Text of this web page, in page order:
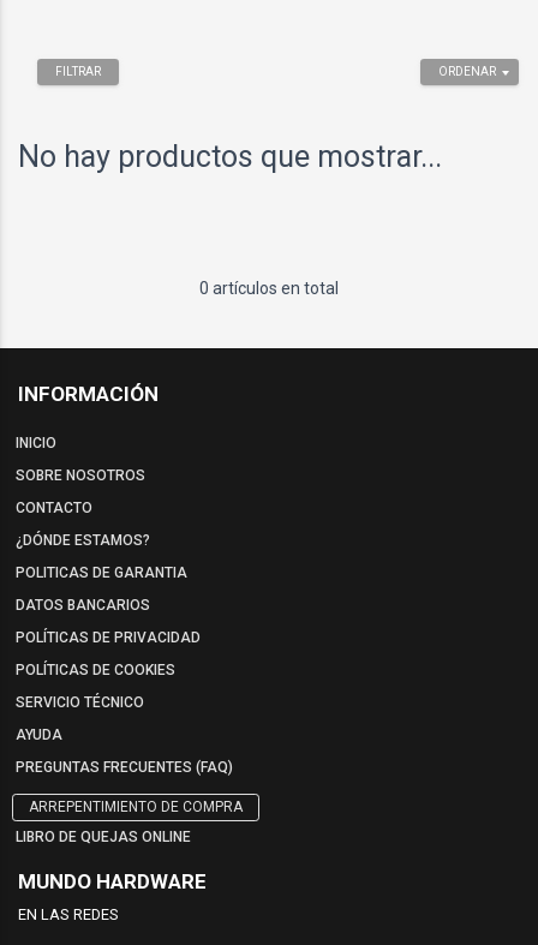
ORDENAR
FILTRAR
No hay productos que mostrar...
0 artículos en total
INFORMACIÓN
INICIO
SOBRE NOSOTROS
CONTACTO
¿DÓNDE ESTAMOS?
POLITICAS DE GARANTIA
DATOS BANCARIOS
POLÍTICAS DE PRIVACIDAD
POLÍTICAS DE COOKIES
SERVICIO TÉCNICO
AYUDA
PREGUNTAS FRECUENTES (FAQ)
ARREPENTIMIENTO DE COMPRA
LIBRO DE QUEJAS ONLINE
MUNDO HARDWARE
EN LAS REDES